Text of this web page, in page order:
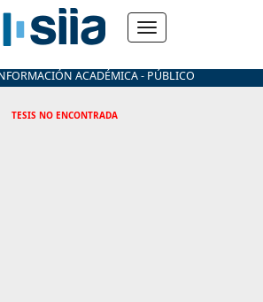
ACADÉMICA - PÚBLICO
TESIS NO ENCONTRADA